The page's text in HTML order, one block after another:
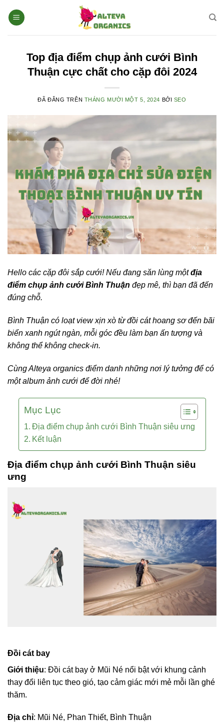
đến
Top địa điểm chụp ảnh cưới Bình
Thuận cực chất cho cặp đôi 2024
ĐÃ ĐĂNG TRÊN THÁNG MƯỜI MỘT 5, 2024 BỞI SEO
Hello các cặp đôi sắp cưới! Nếu đang săn lùng mộtđịa
điểm chụp ảnh cưới Bình Thuận đẹp mê, thì bạn đã đến
đúng chỗ.
Bình Thuận có loạt view xịn xò từ đồi cát hoang sơ đến bãi
biển xanh ngút ngàn, mỗi góc đều làm bạn ấn tượng và
không thể không check-in.
Cùng Alteya organics điểm danh những nơi lý tưởng để có
một album ảnh cưới để đời nhé!
Mục Lục
Địa điểm chụp ảnh cưới Bình Thuận siêu ưng
Kết luận
Địa điểm chụp ảnh cưới Bình Thuận siêu
ưng
Đồi cát bay
Giới thiệu: Đồi cát bay ở Mũi Né nổi bật với khung cảnh
thay đổi liên tục theo gió, tạo cảm giác mới mẻ mỗi lần ghé
thăm.
Địa chỉ: Mũi Né, Phan Thiết, Bình Thuận